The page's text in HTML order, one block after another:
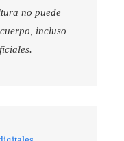
no puede
incluso